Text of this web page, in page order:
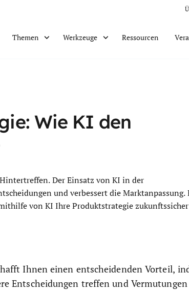
Themen Werkzeuge Ressourcen
Wie KI den
Der Einsatz von KI in der
und verbessert die Marktanpassung.
von KI Ihre Produktstrategie zukunftssicher
Ihnen einen entscheidenden Vorteil,
Entscheidungen treffen und Vermutungen